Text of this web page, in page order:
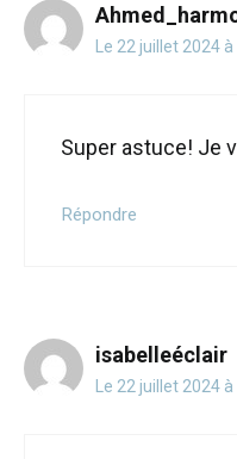
Le 22 juillet 2024
Super astuce! Je
Répondre
isabelleéclair
Le 22 juillet 2024